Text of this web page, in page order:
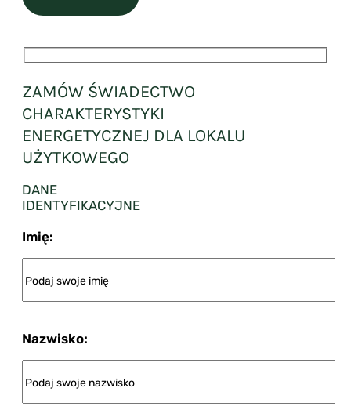
ZAMÓW ŚWIADECTWO
CHARAKTERYSTYKI
ENERGETYCZNEJ DLA LOKALU
UŻYTKOWEGO
DANE
IDENTYFIKACYJNE
Imię:
Nazwisko: